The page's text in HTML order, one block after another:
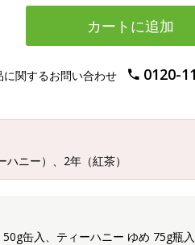
カートに追加
に関するお問い合わせ 0120-
ニー）、2年（紅茶）
缶入、ティーハニー ゆめ 75g瓶